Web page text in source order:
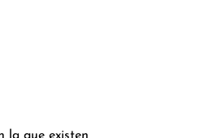
la que existen